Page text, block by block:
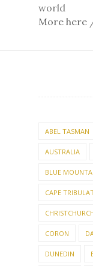
world
More here
ABEL TASMAN
AUSTRALIA
BLUE
CAPE
CORON
DUNEDIN